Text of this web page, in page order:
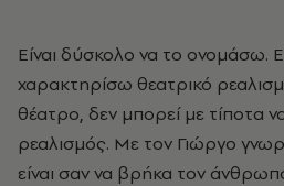
Είναι δύσκολο να το
χαρακτηρίσω θεατρικό
θέατρο, δεν μπορεί με τίποτα
ρεαλισμός. Με τον Γιώργο
είναι σαν να βρήκα τον